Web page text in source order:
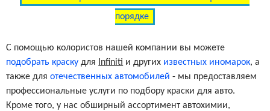
Black (matt) PK06
порядке
С помощью колористов нашей компании вы можете
подобрать краску для Infiniti и других известных иномарок, а
также дляотечественных автомобилей - мы предоставляем
профессиональные услуги по подбору краски для авто.
Кроме того, у нас обширный ассортимент автохимии,